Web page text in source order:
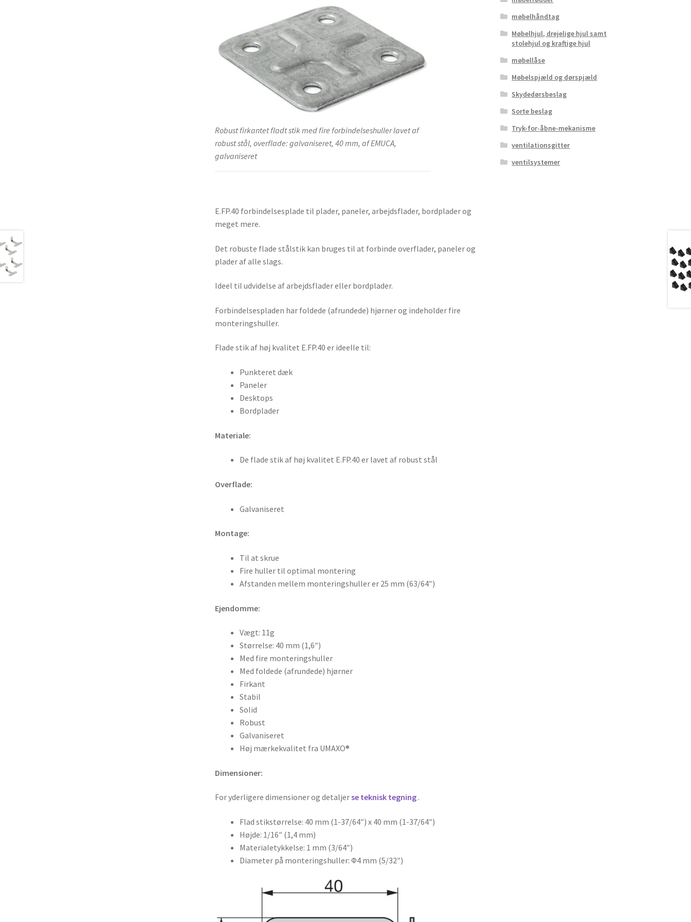
Robust firkantet fladt stik med fire forbindelseshuller lavet af
robust stål, overflade: galvaniseret, 40 mm, af EMUCA,
galvaniseret
E.FP.40 forbindelsesplade til plader, paneler, arbejdsflader, bordplader og
meget mere.
Det robuste flade stålstik kan bruges til at forbinde overflader, paneler og
plader af alle slags.
Ideel til udvidelse af arbejdsflader eller bordplader.
Forbindelsespladen har foldede (afrundede) hjørner og indeholder fire
monteringshuller.
Flade stik af høj kvalitet E.FP.40 er ideelle til:
Punkteret dæk
Paneler
Desktops
Bordplader
Materiale:
De flade stik af høj kvalitet E.FP.40 er lavet af robust stål
Overflade:
Galvaniseret
Montage:
Til at skrue
Fire huller til optimal montering
Afstanden mellem monteringshuller er 25 mm (63/64″)
Ejendomme:
Vægt: 11g
Størrelse: 40 mm (1,6″)
Med fire monteringshuller
Med foldede (afrundede) hjørner
Firkant
Stabil
Solid
Robust
Galvaniseret
Høj mærkekvalitet fra UMAXO®
Dimensioner:
For yderligere dimensioner og detaljerse teknisk tegning.
Flad stikstørrelse: 40 mm (1-37/64″) x 40 mm (1-37/64″)
Højde: 1/16″ (1,4 mm)
Materialetykkelse: 1 mm (3/64″)
Diameter på monteringshuller: Φ4 mm (5/32″)
møbelhåndtag
Møbelhjul, drejelige hjul samt
stolehjul og kraftige hjul
møbellåse
Møbelspjæld og dørspjæld
Skydedørsbeslag
Sorte beslag
Tryk-for-åbne-mekanisme
ventilationsgitter
ventilsystemer